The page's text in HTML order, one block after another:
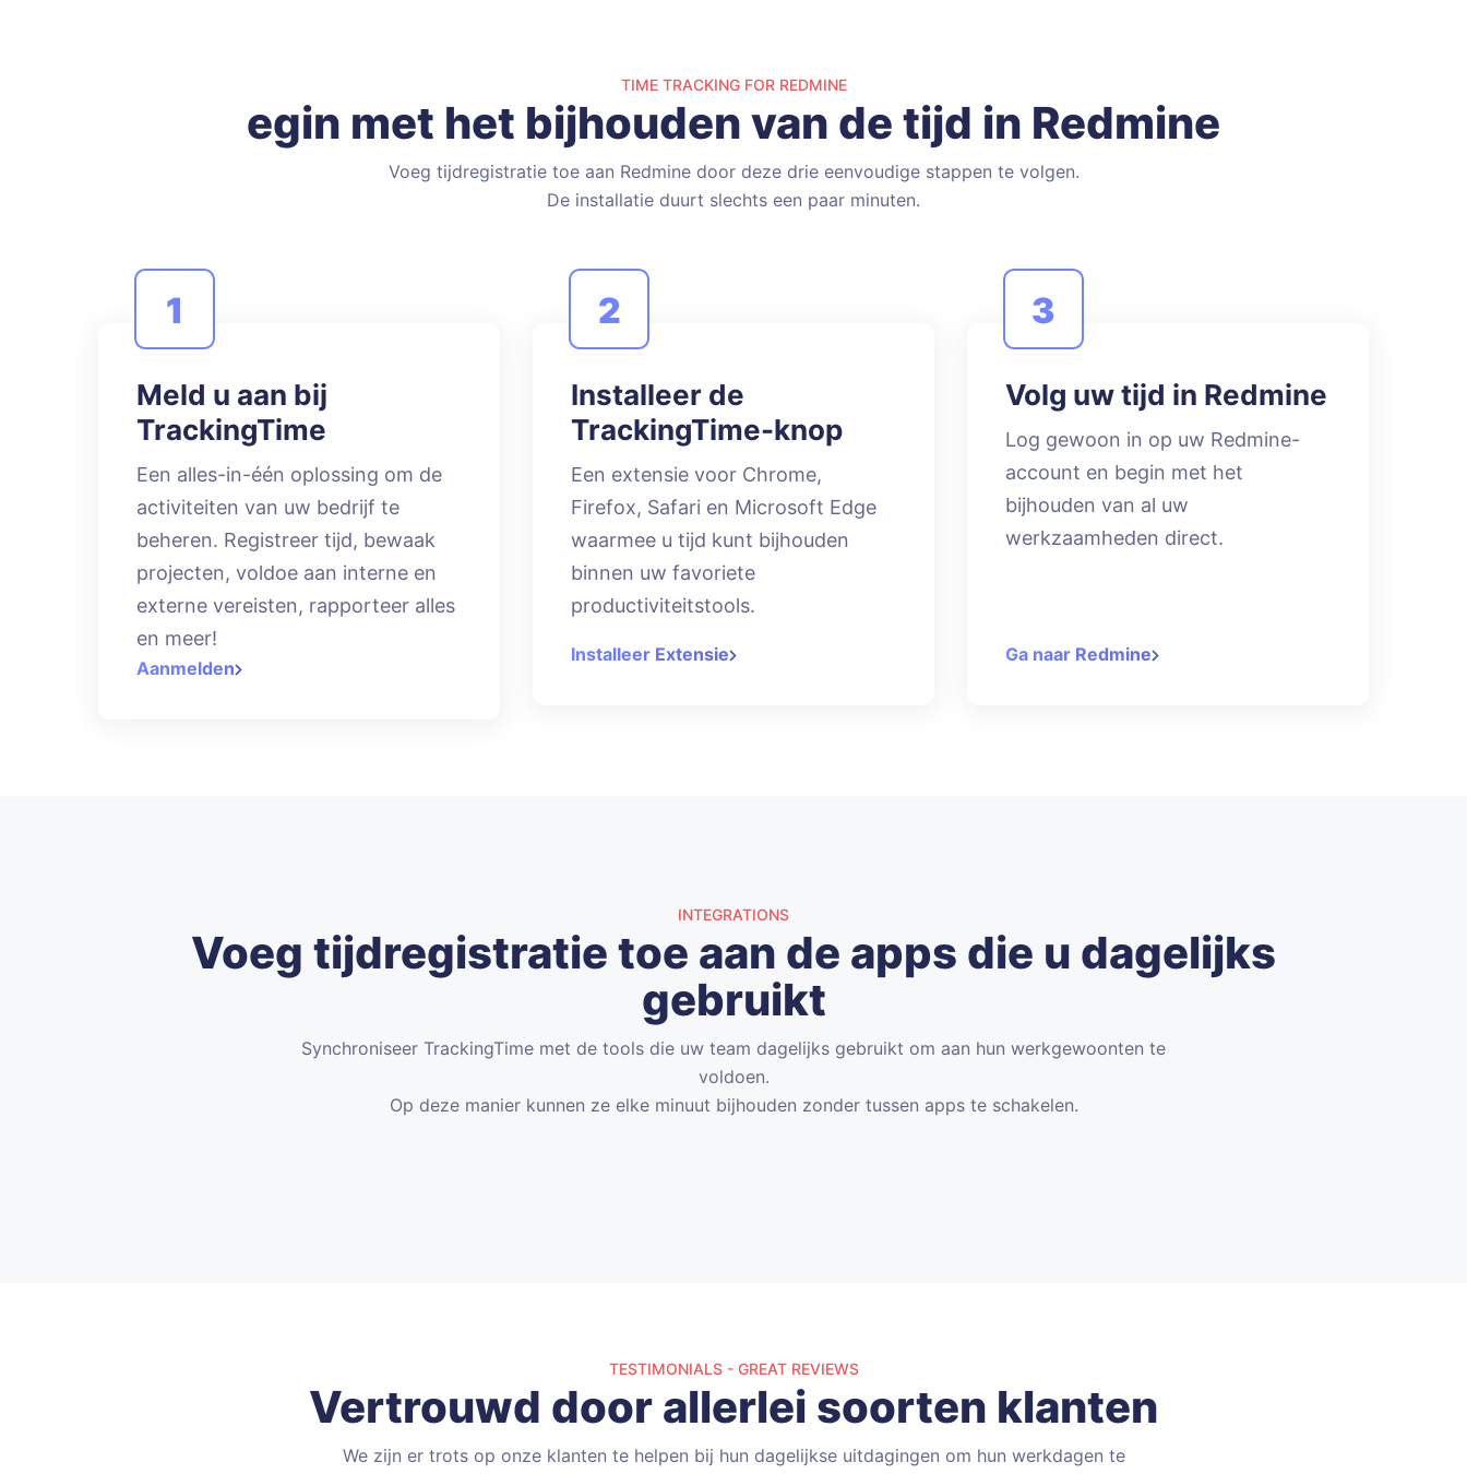
TIME TRACKING FOR REDMINE
egin met het bijhouden van de tijd in Redmine
Voeg tijdregistratie toe aan Redmine door deze drie eenvoudige stappen te volgen.
De installatie duurt slechts een paar minuten.
1
Meld u aan bij
TrackingTime
Een alles-in-één oplossing om de
activiteiten van uw bedrijf te
beheren. Registreer tijd, bewaak
projecten, voldoe aan interne en
externe vereisten, rapporteer alles
en meer!
Aanmelden
2
Installeer de
TrackingTime-knop
Een extensie voor Chrome,
Firefox, Safari en Microsoft Edge
waarmee u tijd kunt bijhouden
binnen uw favoriete
productiviteitstools.
Installeer Extensie
3
Volg uw tijd in Redmine
Log gewoon in op uw Redmine-
account en begin met het
bijhouden van al uw
werkzaamheden direct.
Ga naar Redmine
INTEGRATIONS
Voeg tijdregistratie toe aan de apps die u dagelijks
gebruikt
Synchroniseer TrackingTime met de tools die uw team dagelijks gebruikt om aan hun werkgewoonten te
voldoen.
Op deze manier kunnen ze elke minuut bijhouden zonder tussen apps te schakelen.
TESTIMONIALS - GREAT REVIEWS
Vertrouwd door allerlei soorten klanten
We zijn er trots op onze klanten te helpen bij hun dagelijkse uitdagingen om hun werkdagen te